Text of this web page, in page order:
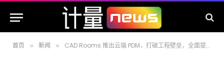
首页 » 新闻 » ​CAD Rooms 推出云端 PDM，打破工程壁垒，全面提升远程协作效率